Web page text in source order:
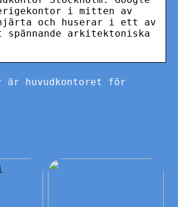
i mitten av
hjärta och huserar i ett av
spännande arkitektoniska
är huvudkontoret för